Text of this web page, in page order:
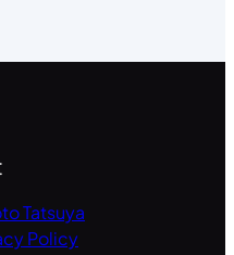
Tatsuya
Policy